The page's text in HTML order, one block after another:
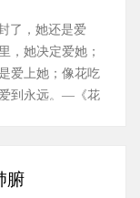
了，她还是爱
，她决定爱她；
爱上她；像花吃
到永远。—《花
腑